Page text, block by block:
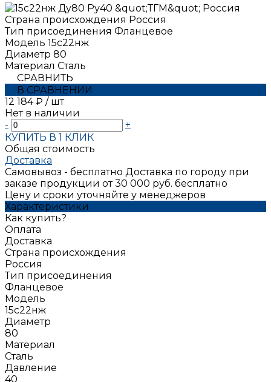
Страна происхождения Россия
Тип присоединения Фланцевое
Модель 15с22нж
Диаметр 80
Материал Сталь
СРАВНИТЬ
В СРАВНЕНИИ
12 184 ₽ / шт
Нет в наличии
-
+
КУПИТЬ В 1 КЛИК
Общая стоимость
Доставка
Самовывоз - бесплатно Доставка по городу при
заказе продукции от 30 000 руб. бесплатно
Цену и сроки уточняйте у менеджеров
Характеристики
Как купить?
Оплата
Доставка
Страна происхождения
Россия
Тип присоединения
Фланцевое
Модель
15с22нж
Диаметр
80
Материал
Сталь
Давление
40